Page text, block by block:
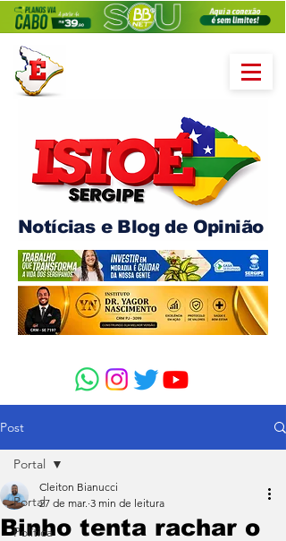
Notícias e Blog de Opinião
Post
Portal
Política
Portal
Binho tenta rachar o
Cleiton Bianucci
27 de mar. 3 min de leitura